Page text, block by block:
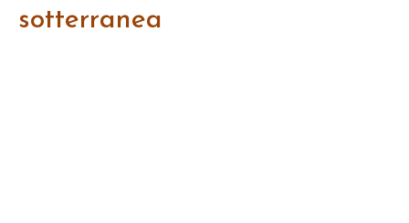
sotterranea